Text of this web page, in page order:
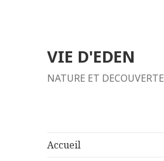
VIE D'EDEN
NATURE ET DECOUVERTE
Accueil